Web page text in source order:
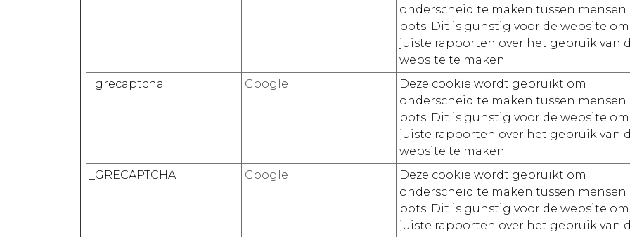
onderscheid te maken tussen mensen
bots. Dit is gunstig voor de website om
juiste rapporten over het gebruik van
website te maken.
_grecaptcha Google
Deze cookie wordt gebruikt om
onderscheid te maken tussen mensen
bots. Dit is gunstig voor de website om
juiste rapporten over het gebruik van
website te maken.
_GRECAPTCHA Google
Deze cookie wordt gebruikt om
onderscheid te maken tussen mensen
bots. Dit is gunstig voor de website om
juiste rapporten over het gebruik van